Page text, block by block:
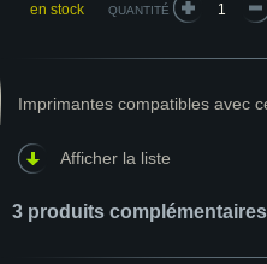
en stock QUANTITÉ
Imprimantes compatibles avec
Afficher la liste
3 produits